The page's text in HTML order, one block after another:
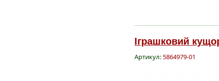
Іграшковий
Артикул:5864979-01